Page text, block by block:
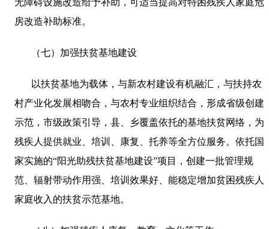
房改造补助标准。
（七）加强扶贫基地建设
以扶贫基地为载体，与新农村建设有机融汇，与扶持农
村产业化发展相吻合，与农村专业组织结合，形成省级创建
示范，市级政策引导，县、乡覆盖依托的基地扶贫网络，为
残疾人提供就业、培训、康复、托养等全方位服务。依托国
家实施的“阳光助残扶贫基地建设”项目，创建一批管理规
范、辐射带动作用强、培训效果好、能稳定增加贫困残疾人
家庭收入的扶贫示范基地。